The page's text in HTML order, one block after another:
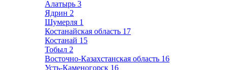
Алатырь 3
Ядрин 2
Шумерля 1
Костанайская область 17
Костанай 15
Тобыл 2
Восточно-Казахстанская область 16
Усть-Каменогорск 16